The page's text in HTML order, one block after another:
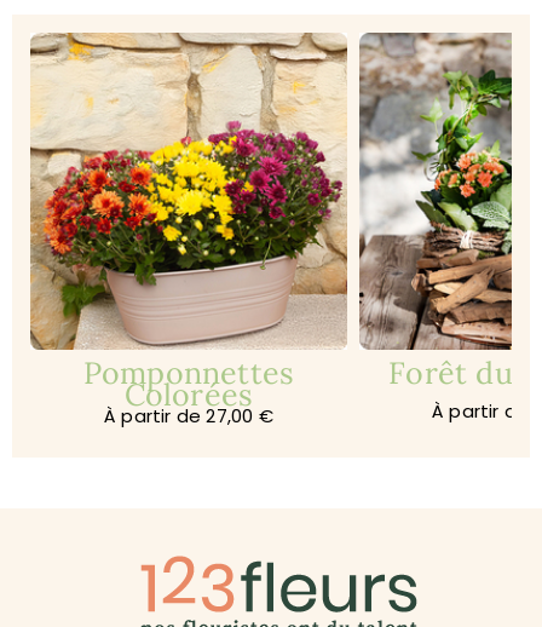
Pomponnettes
Colorées
À partir de 27,00 €
Forêt du
À partir de